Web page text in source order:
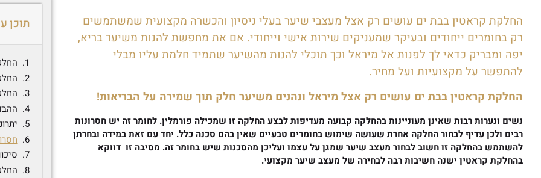
החלקת קראטין בבת ים עושים רק אצל מעצבי שיער בעלי ניסיון והכשרה מקצועית שמשתמשים
רק בחומרים ייחודים ובעיקר שמעניקים שירות אישי וייחודי. אם את מחפשת להנות משיער בריא,
יפה ומבריק כדאי לך לפנות אל מיראל וכך תוכלי להנות מהשיער שתמיד חלמת עליו מבלי
להתפשר על מקצועיות ועל מחיר.
החלקת קראטין בבת ים עושים רק אצל מיראל ונהנים משיער חלק תוך שמירה על הבריאות!
נשים ונערות רבות שאינן מעוניינות בהחלקה קבועה מעדיפות לבצע החלקה זו שמכילה פורמלין. לחומר זה יש חסרונות
רבים ולכן עדיף לבחור החלקה אחרת שעושה שימוש בחומרים טבעיים שאין בהם סכנה כלל. יחד עם זאת במידה ובחרתן
להשתמש בהחלקה זו חשוב לבחור מעצב שיער שמגן על עצמו ועליכן מהסכנות שיש בחומר זה. מסיבה זו דווקא
בהחלקת קראטין ישנה חשיבות רבה לבחירה של מעצב שיער מקצועי.
תוכן